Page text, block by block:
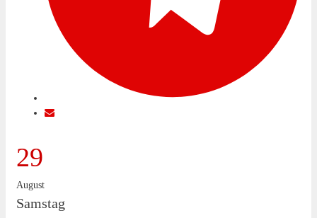
29
August
Samstag